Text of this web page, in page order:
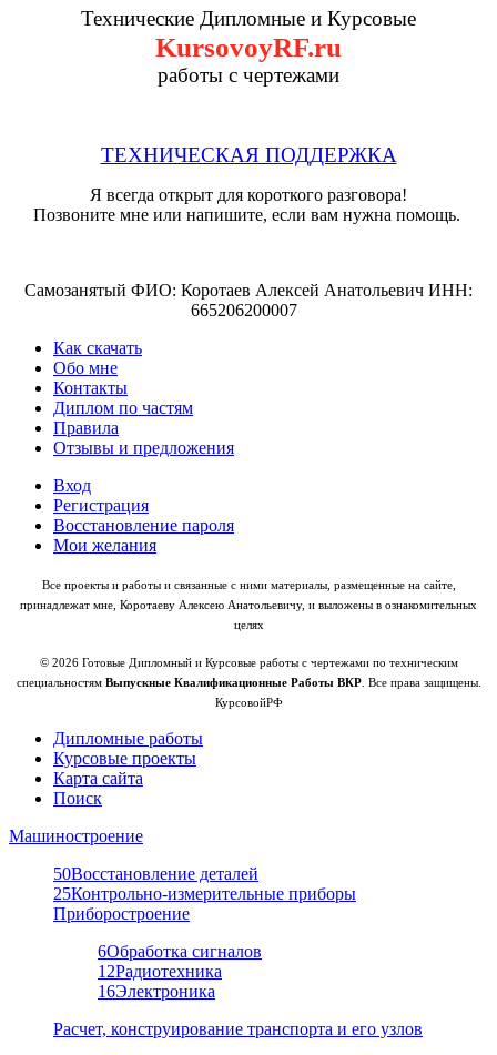
Технические Дипломные и Курсовые
KursovoyRF.ru
работы с чертежами
ТЕХНИЧЕСКАЯ ПОДДЕРЖКА
Я всегда открыт для короткого разговора!
Позвоните мне или напишите, если вам нужна помощь.
Самозанятый ФИО: Коротаев Алексей Анатольевич ИНН:
665206200007
Как скачать
Обо мне
Контакты
Диплом по частям
Правила
Отзывы и предложения
Вход
Регистрация
Восстановление пароля
Мои желания
Все проекты и работы и связанные с ними материалы, размещенные на сайте,
принадлежат мне, Коротаеву Алексею Анатольевичу, и выложены в ознакомительных
целях
© 2026 Готовые Дипломный и Курсовые работы с чертежами по техническим
специальностям Выпускные Квалификационные Работы ВКР. Все права защищены.
КурсовойРФ
Дипломные работы
Курсовые проекты
Карта сайта
Поиск
Машиностроение
50Восстановление деталей
25Контрольно-измерительные приборы
Приборостроение
6Обработка сигналов
12Радиотехника
16Электроника
Расчет, конструирование транспорта и его узлов